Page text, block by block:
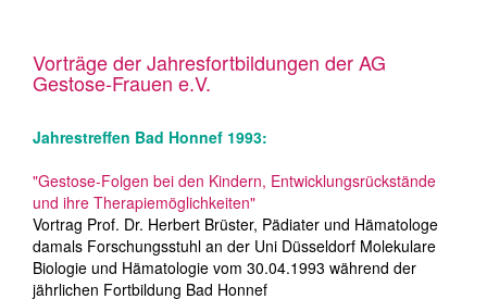
Vorträge der Jahresfortbildungen der AG
Gestose-Frauen e.V.
Jahrestreffen Bad Honnef 1993:
"Gestose-Folgen bei den Kindern, Entwicklungsrückstände
und ihre Therapiemöglichkeiten"
Vortrag Prof. Dr. Herbert Brüster, Pädiater und Hämatologe
damals Forschungsstuhl an der Uni Düsseldorf Molekulare
Biologie und Hämatologie vom 30.04.1993 während der
jährlichen Fortbildung Bad Honnef